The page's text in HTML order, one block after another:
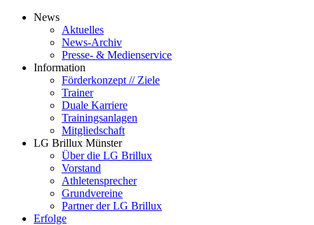
News
Aktuelles
News-Archiv
Presse- & Medienservice
Information
Förderkonzept // Ziele
Trainer
Duale Karriere
Trainingsanlagen
Mitgliedschaft
LG Brillux Münster
Über die LG Brillux
Vorstand
Athletensprecher
Grundvereine
Partner der LG Brillux
Erfolge